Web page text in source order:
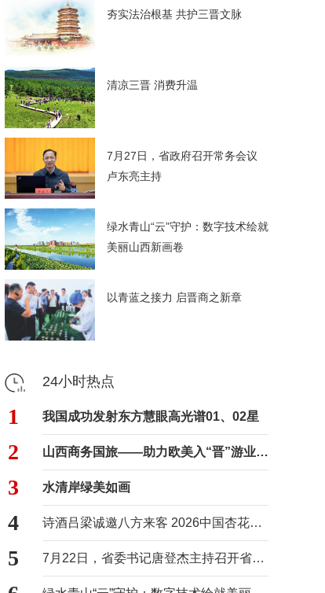
夯实法治根基 共护三晋文脉
清凉三晋 消费升温
7月27日，省政府召开常务会议
卢东亮主持
绿水青山“云”守护：数字技术绘就
美丽山西新画卷
以青蓝之接力 启晋商之新章
24小时热点
1 我国成功发射东方慧眼高光谱01、02星
2 山西商务国旅——助力欧美入“晋”游业务进入快车道
3 水清岸绿美如画
4 诗酒吕梁诚邀八方来客 2026中国杏花村国际酒业博览会将于8月29日至31日举办
5 7月22日，省委书记唐登杰主持召开省委常委会会议